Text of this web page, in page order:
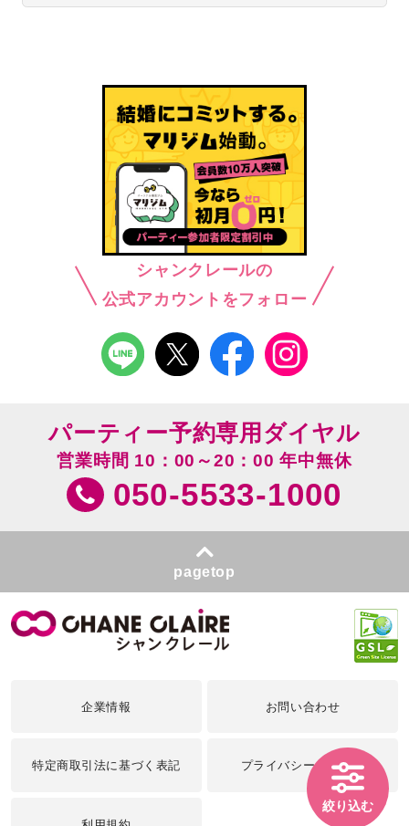
シャンクレールの
公式アカウントをフォロー
絞り込む
パーティー予約専用ダイヤル
営業時間 10：00～20：00 年中無休
050-5533-1000
pagetop
企業情報 お問い合わせ
特定商取引法に基づく表記 プライバシーポリシー